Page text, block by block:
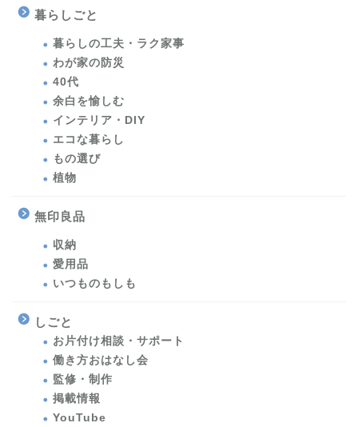
暮らしごと
暮らしの工夫・ラク家事
わが家の防災
40代
余白を愉しむ
インテリア・DIY
エコな暮らし
もの選び
植物
無印良品
収納
愛用品
いつものもしも
しごと
お片付け相談・サポート
働き方おはなし会
監修・制作
掲載情報
YouTube